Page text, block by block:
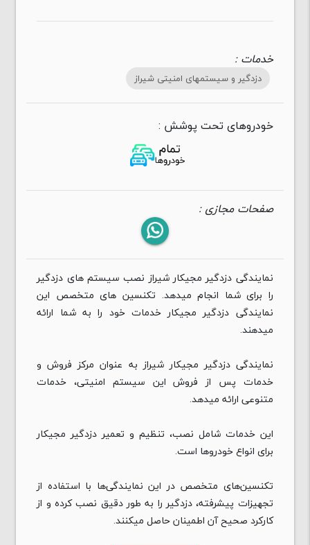
خدمات :
دزدگیر و سیستمهای امنیتی شیراز
خودروهای تحت پوشش :
صفحات مجازی :
نمایندگی دزدگیر مجیکار شیراز نصب سیستم های دزدگیر
را برای شما انجام میدهد. تکنسین های متخصص این
نمایندگی دزدگیر مجیکار خدمات خود را به شما ارائه
میدهند.
نمایندگی دزدگیر مجیکار شیراز به عنوان مرکز فروش و
خدمات پس از فروش این سیستم امنیتی، خدمات
متنوعی ارائه میدهد.
این خدمات شامل نصب، تنظیم و تعمیر دزدگیر مجیکار
برای انواع خودروها است.
تکنسین‌های متخصص در این نمایندگی‌ها با استفاده از
تجهیزات پیشرفته، دزدگیر را به طور دقیق نصب کرده و از
کارکرد صحیح آن اطمینان حاصل میکنند.